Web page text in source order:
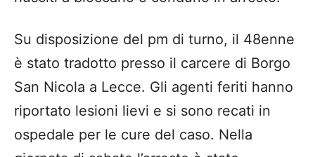
Su disposizione del pm di turno, il 48enne
è stato tradotto presso il carcere di Borgo
San Nicola a Lecce. Gli agenti feriti hanno
riportato lesioni lievi e si sono recati in
ospedale per le cure del caso. Nella